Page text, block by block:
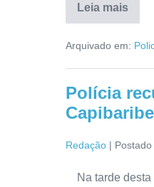
Leia mais
Arquivado em:
Polícia
Capibaribe
Redação | Postado
Na tarde desta